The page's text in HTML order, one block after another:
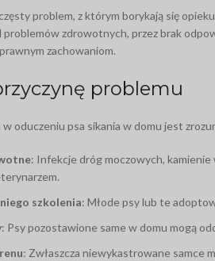
problem, z którym borykają się
problemów zdrowotnych, przez brak
zachowaniom.
problemu
oduczeniu psa sikania w domu jest
: Infekcje dróg moczowych,
szkolenia: Młode psy lub te
: Psy pozostawione same w domu mogą
: Zwłaszcza niewykastrowane samce